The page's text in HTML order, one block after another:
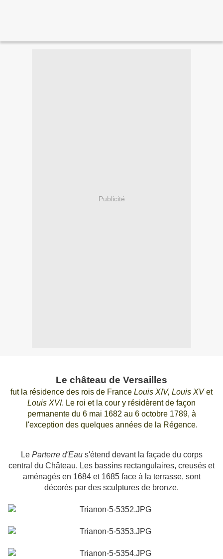
Publicité
Le château de Versailles
fut la résidence des rois de France Louis XIV, Louis XVet
Louis XVI. Le roi et la cour y résidèrent de façon
permanente du 6 mai 1682 au 6 octobre 1789, à
l'exception des quelques années de la Régence.
Le Parterre d'Eaus'étend devant la façade du corps
central du Château. Les bassins rectangulaires, creusés et
aménagés en 1684 et 1685 face à la terrasse, sont
décorés par des sculptures de bronze.